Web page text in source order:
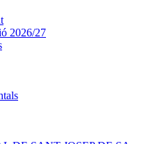
2026/27